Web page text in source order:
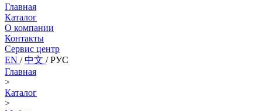
Главная
Каталог
О компании
Контакты
Сервис центр
EN /中文 /РУС
Главная
>
Каталог
>